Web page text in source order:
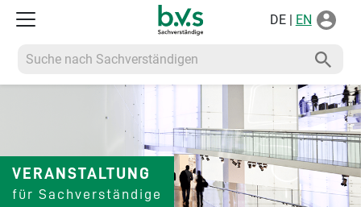
DE | EN
Suche nach Sachverständigen
VERANSTALTUNG
für Sachverständige